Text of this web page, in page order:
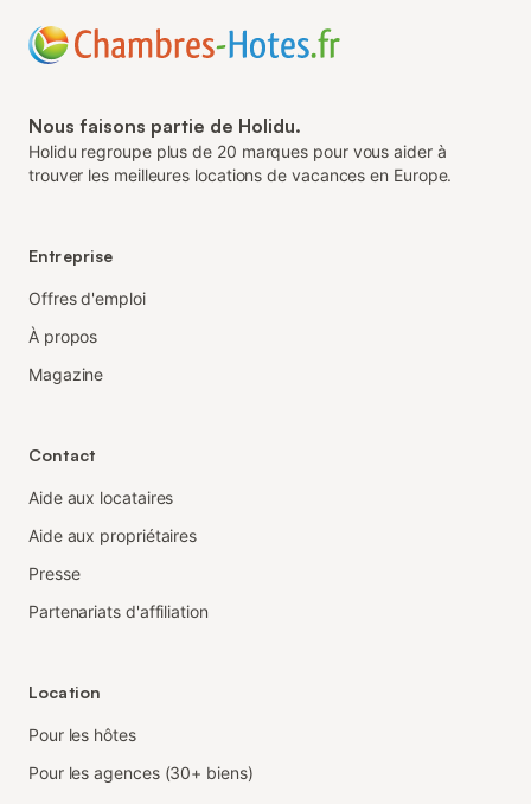
Nous faisons partie de Holidu.
Holidu regroupe plus de 20 marques pour vous aider à
trouver les meilleures locations de vacances en Europe.
Entreprise
Offres d'emploi
À propos
Magazine
Contact
Aide aux locataires
Aide aux propriétaires
Presse
Partenariats d'affiliation
Location
Pour les hôtes
Pour les agences (30+ biens)